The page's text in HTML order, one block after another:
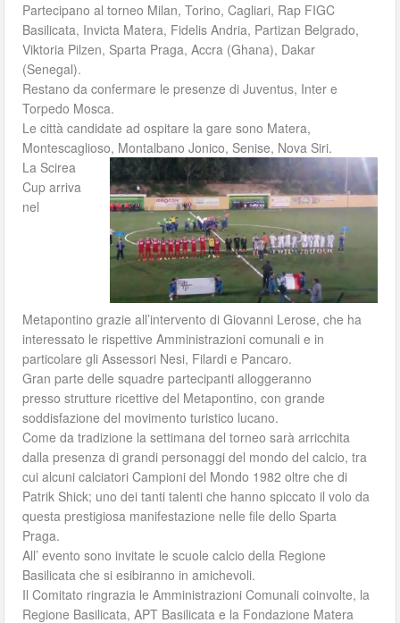
Partecipano al torneo Milan, Torino, Cagliari, Rap FIGC
Basilicata, Invicta Matera, Fidelis Andria, Partizan Belgrado,
Viktoria Pilzen, Sparta Praga, Accra (Ghana), Dakar
(Senegal).
Restano da confermare le presenze di Juventus, Inter e
Torpedo Mosca.
Le città candidate ad ospitare la gare sono Matera,
Montescaglioso, Montalbano Jonico, Senise, Nova Siri.
La Scirea
Cup arriva
nel
Metapontino grazie all’intervento di Giovanni Lerose, che ha
interessato le rispettive Amministrazioni comunali e in
particolare gli Assessori Nesi, Filardi e Pancaro.
Gran parte delle squadre partecipanti alloggeranno
presso strutture ricettive del Metapontino, con grande
soddisfazione del movimento turistico lucano.
Come da tradizione la settimana del torneo sarà arricchita
dalla presenza di grandi personaggi del mondo del calcio, tra
cui alcuni calciatori Campioni del Mondo 1982 oltre che di
Patrik Shick; uno dei tanti talenti che hanno spiccato il volo da
questa prestigiosa manifestazione nelle file dello Sparta
Praga.
All’ evento sono invitate le scuole calcio della Regione
Basilicata che si esibiranno in amichevoli.
Il Comitato ringrazia le Amministrazioni Comunali coinvolte, la
Regione Basilicata, APT Basilicata e la Fondazione Matera